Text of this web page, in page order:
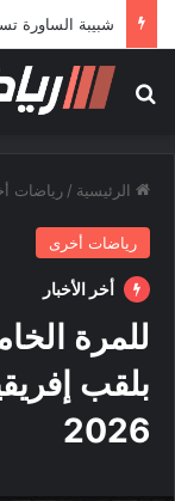
شبيبة الساورة
بحث عن
الرئيسية / رياضات
رياضات أخرى
أخر الأخبار
للمرة
بلقب
2026